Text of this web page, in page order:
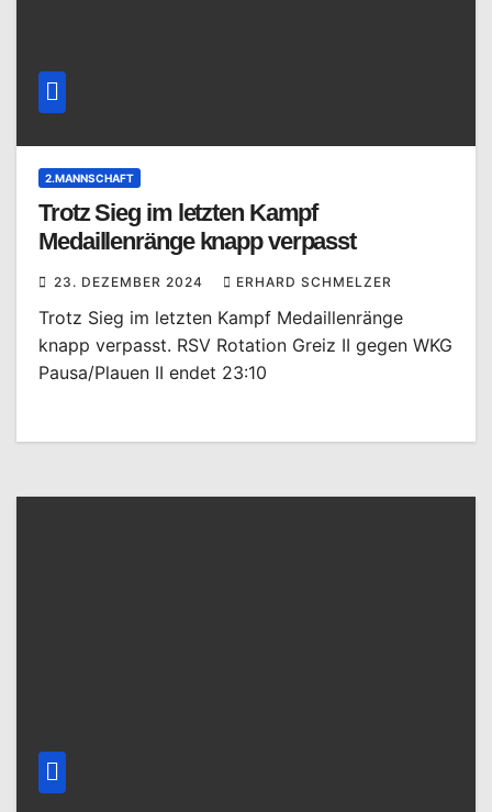
2.MANNSCHAFT
Trotz Sieg im letzten Kampf
Medaillenränge knapp verpasst
23. DEZEMBER 2024 ERHARD SCHMELZER
Trotz Sieg im letzten Kampf Medaillenränge
knapp verpasst. RSV Rotation Greiz II gegen WKG
Pausa/Plauen II endet 23:10